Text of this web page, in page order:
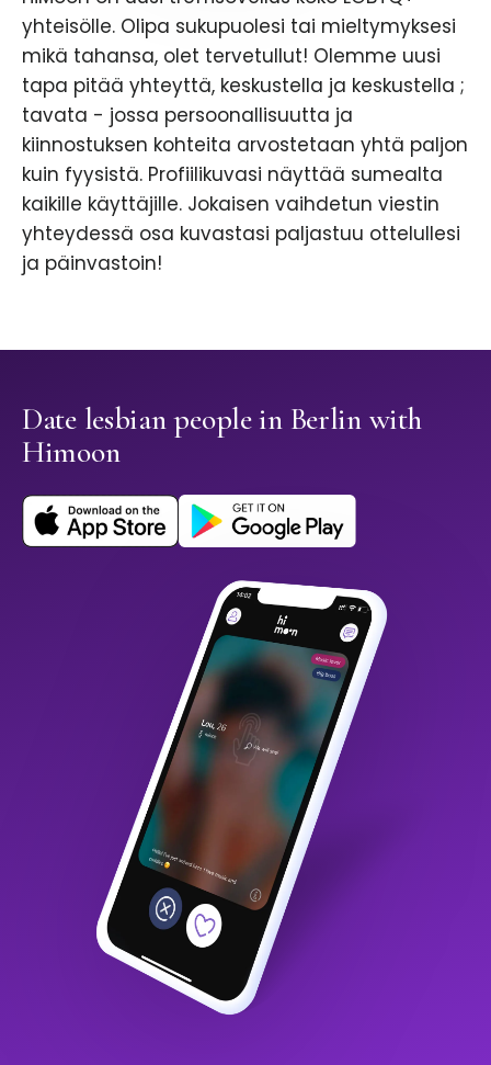
yhteisölle. Olipa sukupuolesi tai mieltymyksesi
mikä tahansa, olet tervetullut! Olemme uusi
tapa pitää yhteyttä, keskustella ja keskustella ;
tavata - jossa persoonallisuutta ja
kiinnostuksen kohteita arvostetaan yhtä paljon
kuin fyysistä. Profiilikuvasi näyttää sumealta
kaikille käyttäjille. Jokaisen vaihdetun viestin
yhteydessä osa kuvastasi paljastuu ottelullesi
ja päinvastoin!
Date lesbian people in Berlin with
Himoon